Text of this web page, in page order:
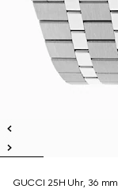
GUCCI 25H Uhr, 36 mm